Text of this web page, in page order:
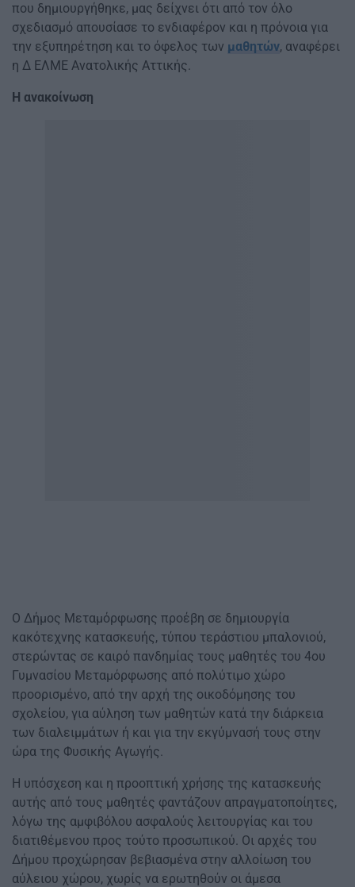
που δημιουργήθηκε, μας δείχνει ότι από τον όλο
σχεδιασμό απουσίασε το ενδιαφέρον και η πρόνοια για
την εξυπηρέτηση και το όφελος των μαθητών, αναφέρει
η Δ ΕΛΜΕ Ανατολικής Αττικής.
Η ανακοίνωση
Ο Δήμος Μεταμόρφωσης προέβη σε δημιουργία
κακότεχνης κατασκευής, τύπου τεράστιου μπαλονιού,
στερώντας σε καιρό πανδημίας τους μαθητές του 4ου
Γυμνασίου Μεταμόρφωσης από πολύτιμο χώρο
προορισμένο, από την αρχή της οικοδόμησης του
σχολείου, για αύληση των μαθητών κατά την διάρκεια
των διαλειμμάτων ή και για την εκγύμνασή τους στην
ώρα της Φυσικής Αγωγής.
Η υπόσχεση και η προοπτική χρήσης της κατασκευής
αυτής από τους μαθητές φαντάζουν απραγματοποίητες,
λόγω της αμφιβόλου ασφαλούς λειτουργίας και του
διατιθέμενου προς τούτο προσωπικού. Οι αρχές του
Δήμου προχώρησαν βεβιασμένα στην αλλοίωση του
αύλειου χώρου, χωρίς να ερωτηθούν οι άμεσα